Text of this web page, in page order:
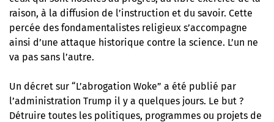
raison, à la diffusion de l’instruction et du savoir. Cette
percée des fondamentalistes religieux s’accompagne
ainsi d’une attaque historique contre la science. L’un ne
va pas sans l’autre.
Un décret sur “L’abrogation Woke” a été publié par
l’administration Trump il y a quelques jours. Le but ?
Détruire toutes les politiques, programmes ou projets de